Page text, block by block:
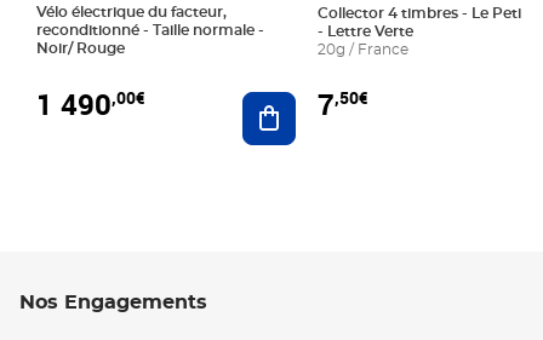
Vélo électrique du facteur,
reconditionné - Taille normale -
Noir/ Rouge
1 490,00€ Ajouter au panier
Collector 4 timbres - Le Petit
- Lettre Verte
20g / France
7,50€
Nos Engagements